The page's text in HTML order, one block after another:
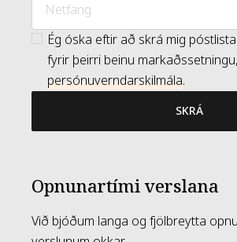
Ég óska eftir að skrá mig
fyrir þeirri beinu
persónuverndarskilmála.
SKRÁ
Opnunartími verslana
Við bjóðum langa og fjölbreytta